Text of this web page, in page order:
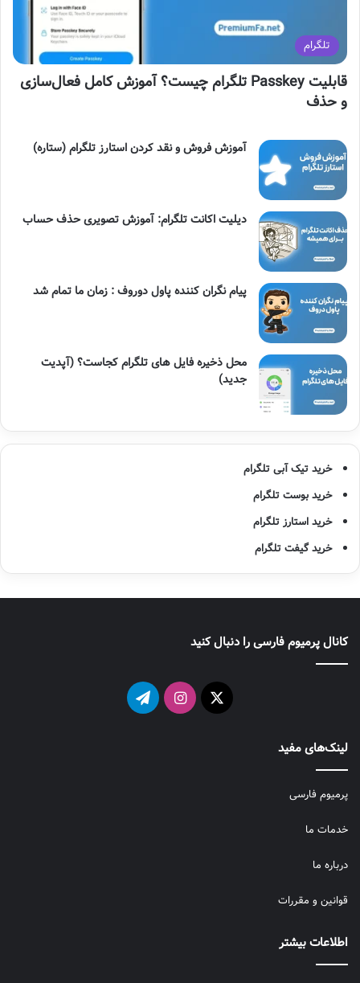
تلگرام
قابلیت Passkey تلگرام چیست؟ آموزش کامل فعال‌سازی
و حذف
آموزش فروش و نقد کردن استارز تلگرام (ستاره)
دیلیت اکانت تلگرام: آموزش تصویری حذف حساب
پیام نگران کننده پاول دوروف : زمان ما تمام شد
محل ذخیره فایل های تلگرام کجاست؟ (آپدیت
جدید)
خرید تیک آبی تلگرام
خرید بوست تلگرام
خرید استارز تلگرام
خرید گیفت تلگرام
کانال پرمیوم فارسی را دنبال کنید
X اینستاگرامتلگرام
لینک‌های مفید
پرمیوم فارسی
خدمات ما
درباره ما
قوانین و مقررات
اطلاعات بیشتر